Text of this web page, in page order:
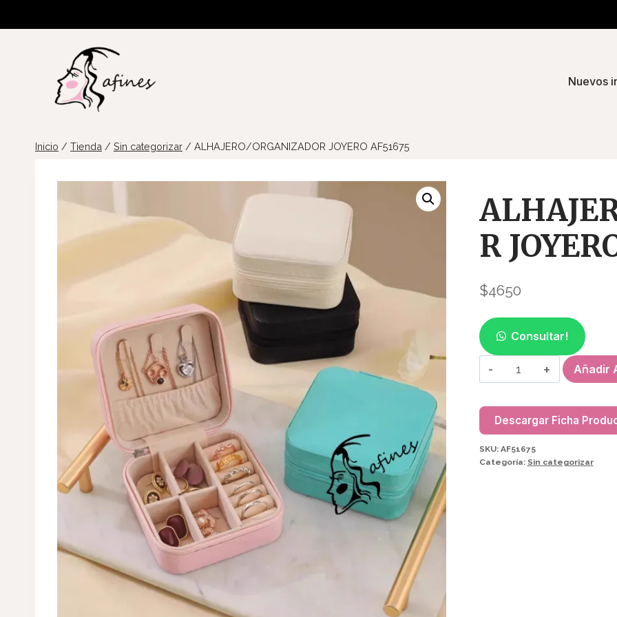
Nuevos
Inicio / Tienda / Sin categorizar / ALHAJERO/ORGANIZADOR JOYERO AF51675
R
$4650
Consultar!
ALHAJERO/
JOYERO
cantidad
Añadir
Descargar Ficha
SKU: AF51675
Categoría: Sin categorizar